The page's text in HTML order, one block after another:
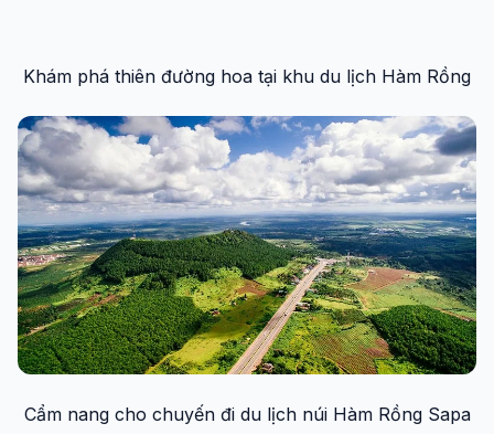
Khám phá thiên đường hoa tại khu du lịch Hàm Rồng
Cẩm nang cho chuyến đi du lịch núi Hàm Rồng Sapa